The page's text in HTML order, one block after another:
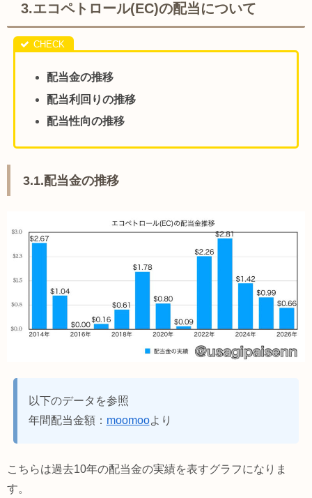
3.エコペトロール(EC)の配当について
配当金の推移
配当利回りの推移
配当性向の推移
3.1.配当金の推移
以下のデータを参照
年間配当金額： moomooより
こちらは過去10年の配当金の実績を表すグラフになりま
す。